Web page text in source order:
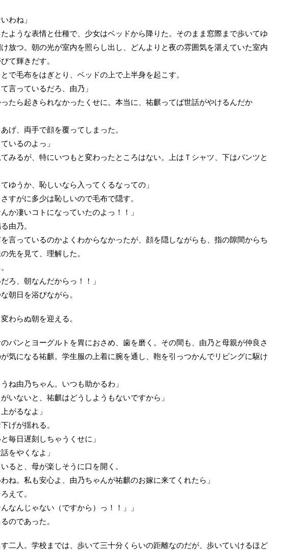
わね」
ような表情と仕種で、少女はベッドから降りた。そのまま窓際まで歩いてゆ
放つ。朝の光が室内を照らし出し、どんよりと夜の雰囲気を湛えていた室内
て輝きだす。
で毛布をはぎとり、ベッドの上で上半身を起こす。
言っているだろ、由乃」
ったら起きられなかったくせに。本当に、祐麒ってば世話がやけるんだか
げ、両手で顔を覆ってしまった。
いるのよっ」
みるが、特にいつもと変わったところはない。上はＴシャツ、下はパンツと
ゆうか、恥しいなら入ってくるなっての」
すがに多少は恥しいので毛布で隠す。
か凄いコトになっていたのよっ！！」
由乃。
言っているのかよくわからなかったが、顔を隠しながらも、指の隙間からち
先を見て、理解した。
ろ、朝なんだからっ！！」
朝日を浴びながら。
わらぬ朝を迎える。
パンとヨーグルトを胃におさめ、歯を磨く。その間も、由乃と母親が仲良さ
気になる祐麒。学生服の上着に腕を通し、鞄を引っつかんでリビングに駆け
ね由乃ちゃん。いつも助かるわ」
いないと、祐麒はどうしようもないですから」
がるなよ」
げが揺れる。
毎日遅刻しちゃうくせに」
をやくなよ」
ると、母が楽しそうに口を開く。
ね。私も安心よ、由乃ちゃんが祐麒のお嫁に来てくれたら」
えて。
なんじゃない（ですから）っ！！」」
のであった。
二人。学校までは、歩いて三十分くらいの距離なのだが、歩いていけるほど